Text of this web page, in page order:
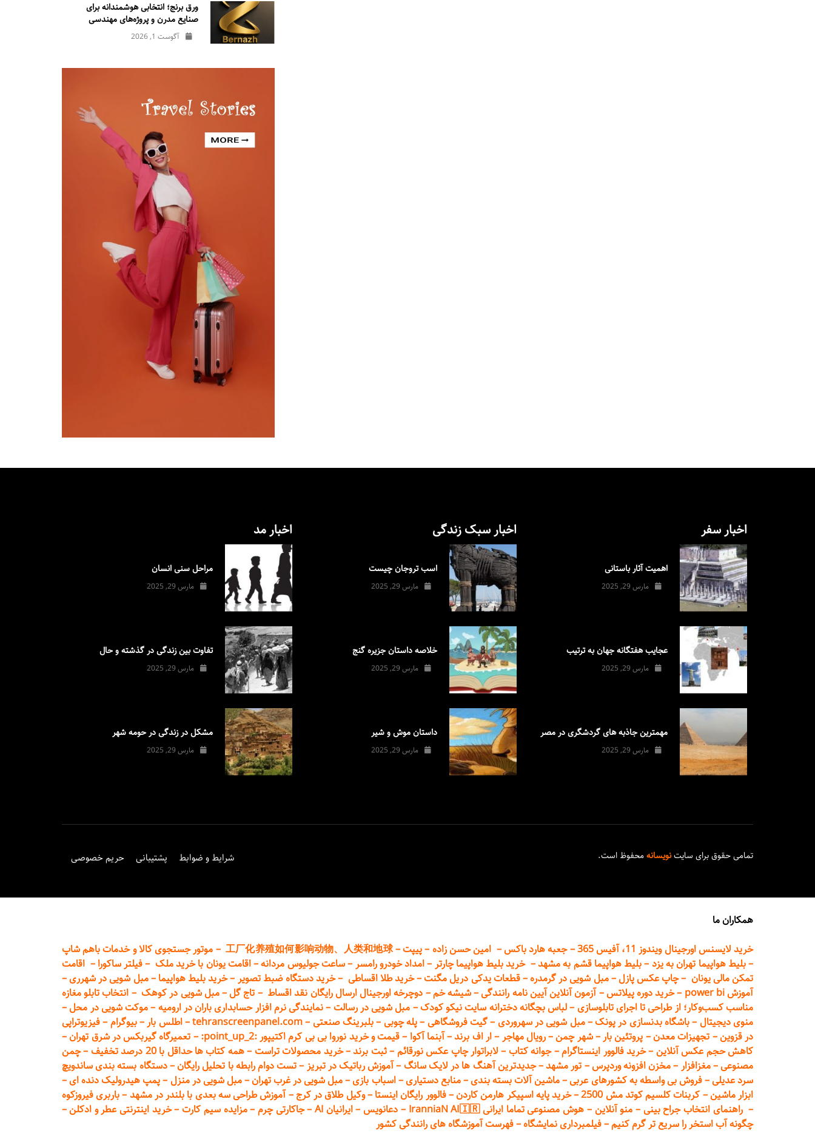
ورق برنج؛ انتخابی هوشمندانه برای
صنایع مدرن و پروژه‌های مهندسی
آگوست 1, 2026
اخبار سفر
اهمیت آثار باستانی
مارس 29, 2025
عجایب هفتگانه جهان به ترتیب
مارس 29, 2025
مهمترین جاذبه های گردشگری در مصر
مارس 29, 2025
اخبار سبک زندگی
اسب تروجان چیست
مارس 29, 2025
خلاصه داستان جزیره گنج
مارس 29, 2025
داستان موش و شیر
مارس 29, 2025
اخبار مد
مراحل سنی انسان
مارس 29, 2025
تفاوت بین زندگی در گذشته و حال
مارس 29, 2025
مشکل در زندگی در حومه شهر
مارس 29, 2025
تمامی حقوق برای سایتنویسانهمحفوظ است. شرایط و ضوابط پشتیبانی حریم خصوصی
همکاران ما
خرید لایسنس اورجینال ویندوز 11، آفیس 365
–جعبه هارد باکس– امین حسن زاده –پیپت–
工厂化养殖如何影响动物、人类和地球
– موتور جستجوی کالا و خدمات باهم شاپ
–بلیط هواپیما تهرانبه یزد –بلیط هواپیما قشم به مشهد–خرید بلیط هواپیما چارتر –امداد خودرورامسر –ساعت جولیوس مردانه–اقامت یونان با خرید ملک –فیلتر ساکورا – اقامت
تمکن مالی یونان –چاپ عکس پازل–مبل شویی در گرمدره–قطعاتیدکی دریل مگنت–خرید طلا اقساطی –خرید دستگاه ضبط تصویر –خرید بلیط هواپیما –مبل شویی در شهرری–
آموزش power bi
–خرید دورهپیلاتس–آزمون آنلاین آیین نامه رانندگی–شیشه خم– دوچرخه اورجینال ارسال رایگان نقد اقساط – تاج گل–مبل شویی در کوهک– انتخاب تابلو مغازه
مناسب کسب‌وکار؛ از طراحی تا اجرای تابلوسازی –لباس بچگانه دخترانه سایت نیکو کودک– مبل شویی در رسالت –نمایندگی نرم افزار حسابداری باران در ارومیه –موکت شویی در محل–
منوی دیجیتال –باشگاه بدنسازی در پونک–مبل شویی در سهروردی –گیت فروشگاهی –پله چوبی –بلبرینگ صنعتی –
tehranscreenpanel.com
–اطلس بار –بیوگرام –فیزیوتراپی
در قزوین– تجهیزات معدن– پروتئین بار –شهر چمن–رویال مهاجر –ار اف برند–آبنما آکوا –قیمت و خرید نوروا بی بی کرم اکتیپور :point_up_2: – تعمیرگاه گیربکس در شرق تهران–
کاهش حجم عکس آنلاین –خرید فالوور اینستاگرام–جوانه کتاب – لابراتوار چاپ عکس نورقائم –ثبت برند–خرید محصولات تراست –همه کتاب ها حداقل با 20 درصد تخفیف –چمن
مصنوعی–مغزافزار –مخزن افزونه وردپرس– تور مشهد–جدیدترین آهنگ ها در لایک سانگ –آموزشرباتیک در تبریز –تست دوام رابطه با تحلیل رایگان–دستگاه بسته‌ بندی ساندویچ
سرد عدیلی–فروش بی واسطه بهکشورهای عربی–ماشین آلات بسته بندی–منابع دستیاری–اسباب بازی–مبل شویی در غرب تهران–مبل شویی در منزل –پمپ هیدرولیک دنده ای–
ابزار ماشین– کربنات کلسیم کوتد مش 2500 –خرید پایه اسپیکر هارمن کاردن–فالوور رایگان اینستا –وکیل طلاق در کرج –آموزش طراحی سه بعدی با بلندر در مشهد –باربری فیروزکوه
–راهنمای انتخاب جراح بینی – منو آنلاین – هوش مصنوعی تماما ایرانی IranniaN AI🇮🇷 – دعانویس–ایرانیان AI –جاکارتی چرم –مزایده سیم کارت–خرید اینترنتی عطر و ادکلن–
چگونه آب استخر را سریع تر گرم کنیم–فیلمبرداری نمایشگاه–فهرست آموزشگاه های رانندگی کشور